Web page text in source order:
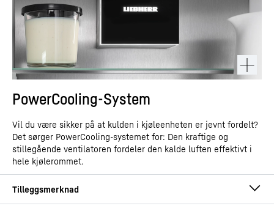
PowerCooling-System
Vil du være sikker på at kulden i kjøleenheten er jevnt fordelt?
Det sørger PowerCooling-systemet for: Den kraftige og
stillegående ventilatoren fordeler den kalde luften effektivt i
hele kjølerommet.